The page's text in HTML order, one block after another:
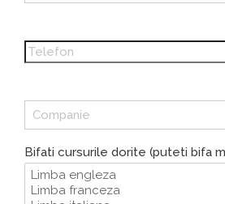
Bifati cursurile dorite (puteti bifa